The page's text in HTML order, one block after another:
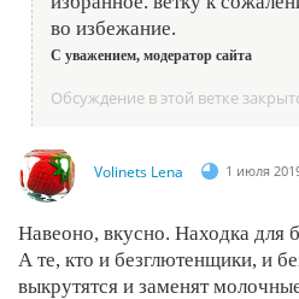
во избежание.
С уважением, модератор сайта
Обсуждение в этой ветке
Volinets Lena 1 июля
Навеоно, вкусно. Находка для
А те, кто и безглютенщики, и
выкрутятся и заменят